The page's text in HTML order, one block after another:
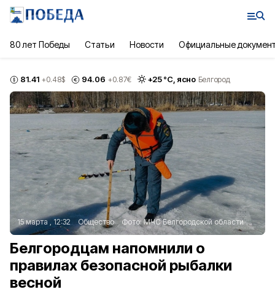
80 лет Победы Статьи Новости Официальные
81.41 +0.48$ 94.06 +0.87€ +25°С, ясно Белгород
15 марта , 12:32 Общество Фото:МЧС Белгородской области
Белгородцам напомнили о
правилах безопасной рыбалки
весной